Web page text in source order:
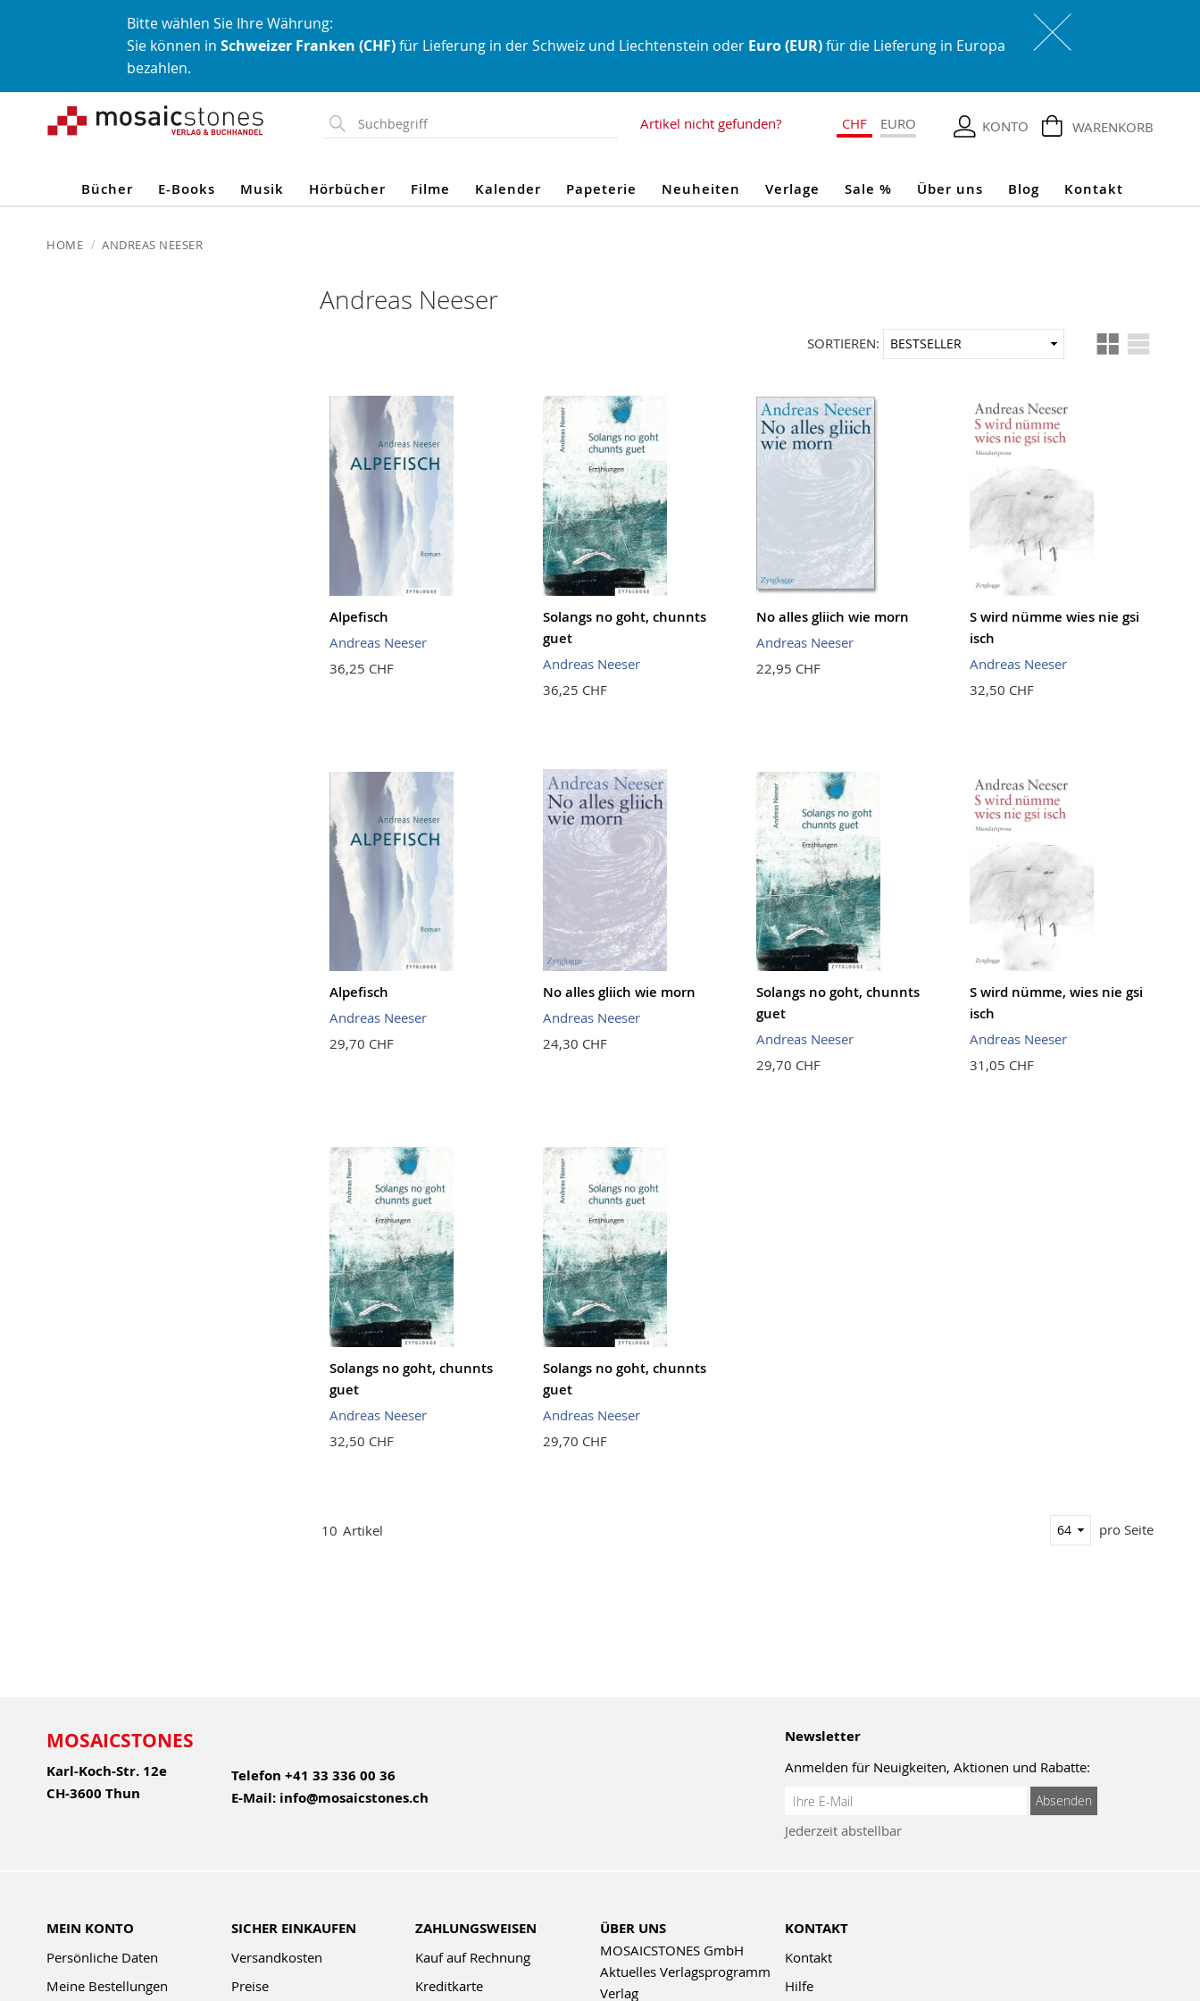
Bitte wählen Sie Ihre Währung:
Sie können in Schweizer Franken (CHF)für Lieferung in der Schweiz und Liechtenstein oder Euro (EUR)für die Lieferung in Europa
bezahlen.
Direkt
zum
WARENKORB
KONTO
Artikel nicht gefunden? CHF EURO
Bücher E-Books Musik Hörbücher Filme Kalender Papeterie Neuheiten Verlage Sale % Über uns Blog Kontakt
HOME ANDREAS NEESER
Andreas Neeser
Ansicht
als
SORTIEREN:
In
aufsteigender
Alpefisch
Andreas Neeser
36,25 CHF
Solangs no goht, chunnts
guet
Andreas Neeser
36,25 CHF
No alles gliich wie morn
Andreas Neeser
22,95 CHF
S wird nümme wies nie gsi
isch
Andreas Neeser
32,50 CHF
Alpefisch
Andreas Neeser
29,70 CHF
No alles gliich wie morn
Andreas Neeser
24,30 CHF
Solangs no goht, chunnts
guet
Andreas Neeser
29,70 CHF
S wird nümme, wies nie gsi
isch
Andreas Neeser
31,05 CHF
Solangs no goht, chunnts
guet
Andreas Neeser
32,50 CHF
Solangs no goht, chunnts
guet
Andreas Neeser
29,70 CHF
10 Artikel pro Seite
MOSAICSTONES
Karl-Koch-Str. 12e
CH-3600 Thun
Telefon +41 33 336 00 36
E-Mail: info@mosaicstones.ch
Newsletter
Anmelden für Neuigkeiten, Aktionen und Rabatte:
Anmeldung
Newsletter:
Absenden
Jederzeit abstellbar
MEIN KONTO
Persönliche Daten
Meine Bestellungen
SICHER EINKAUFEN
Versandkosten
Preise
ZAHLUNGSWEISEN
Kauf auf Rechnung
Kreditkarte
ÜBER UNS
MOSAICSTONES GmbH
Aktuelles Verlagsprogramm
Verlag
KONTAKT
Kontakt
Hilfe